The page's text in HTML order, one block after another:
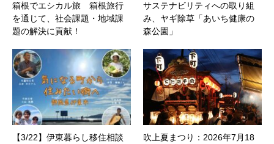
箱根でエシカル旅 箱根旅行
を通じて、社会課題・地域課
題の解決に貢献！
サステナビリティへの取り組
み、ヤギ除草「あいち健康の
森公園」
【3/22】伊東暮らし移住相談
吹上夏まつり：2026年7月18